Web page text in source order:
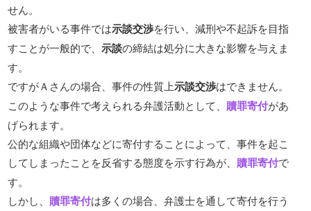
せん。
被害者がいる事件では示談交渉を行い、減刑や不起訴を目指
すことが一般的で、示談の締結は処分に大きな影響を与えま
す。
ですがＡさんの場合、事件の性質上示談交渉はできません。
このような事件で考えられる弁護活動として、 贖罪寄付があ
げられます。
公的な組織や団体などに寄付することによって、事件を起こ
してしまったことを反省する態度を示す行為が、 贖罪寄付で
す。
しかし、 贖罪寄付は多くの場合、弁護士を通して寄付を行う